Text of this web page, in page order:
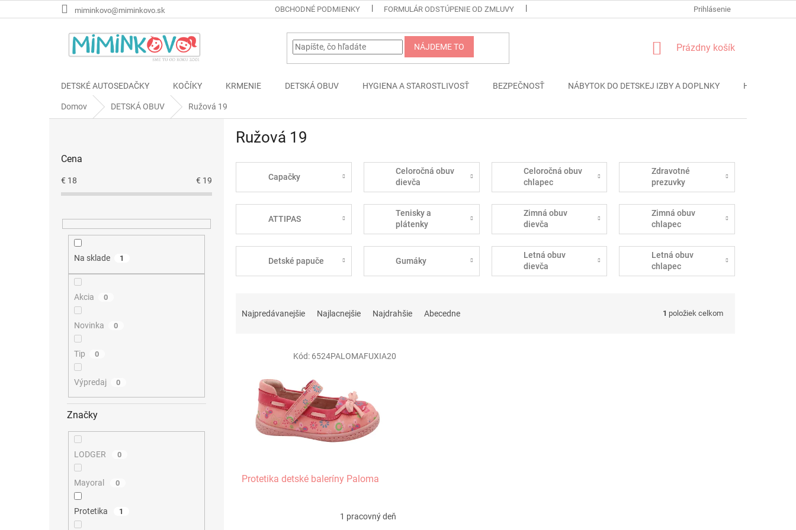
na
miminkovo@miminkovo.sk OBCHODNÉ PODMIENKY FORMULÁR ODSTÚPENIE OD ZMLUVY PODMIENKY OCHRANY OSOBNÝCH
Prihlásenie
NÁJDEME TO
NÁKUPNÝ
Prázdny košík
DETSKÉ AUTOSEDAČKY KOČÍKY KRMENIE DETSKÁ OBUV HYGIENA A STAROSTLIVOSŤ BEZPEČNOSŤ NÁBYTOK DO DETSKEJ IZBY A DOPLNKY HRAČKY
Domov DETSKÁ OBUV Ružová 19
Cena
€ 18 € 19
Na sklade 1
Akcia 0
Novinka 0
Tip 0
Výpredaj 0
Značky
LODGER 0
Mayoral 0
Protetika 1
Ružová 19
Capačky
Celoročná obuv
dievča
Celoročná obuv
chlapec
Zdravotné
prezuvky
ATTIPAS
Tenisky a
plátenky
Zimná obuv
dievča
Zimná obuv
chlapec
Detské papuče Gumáky
Letná obuv
dievča
Letná obuv
chlapec
Najpredávanejšie Najlacnejšie Najdrahšie Abecedne 1 položiek celkom
Protetika detské baleríny Paloma
1 pracovný deň
Kód: 6524PALOMAFUXIA20